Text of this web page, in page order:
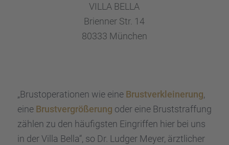
VILLA BELLA
Brien­ner Str. 14
80333 München
„Brust­ope­ra­tio­nen wie eine Brust­ver­klei­ne­rung,
eine Brust­ver­grö­ße­rung oder eine Brust­straf­fung
zählen zu den häufigs­ten Eingrif­fen hier bei uns
in der Villa Bella“, so Dr. Ludger Meyer, ärztli­cher